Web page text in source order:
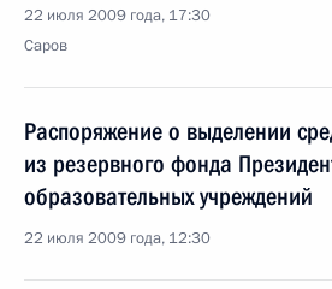
22 июля 2009 года, 17:30
Саров
Распоряжение о выделении
из резервного фонда
образовательных учреждений
22 июля 2009 года, 12:30